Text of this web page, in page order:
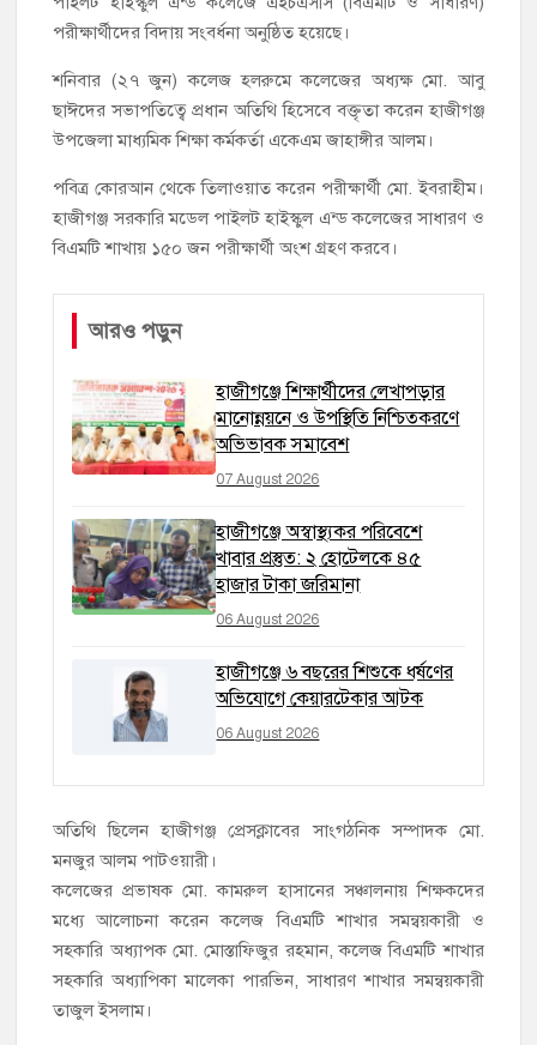
পরীক্ষার্থীদের বিদায় সংবর্ধনা অনুষ্ঠিত হয়েছে।
শনিবার (২৭ জুন) কলেজ হলরুমে কলেজের অধ্যক্ষ মো. আবু
ছাঈদের সভাপতিত্বে প্রধান অতিথি হিসেবে বক্তৃতা করেন হাজীগঞ্জ
উপজেলা মাধ্যমিক শিক্ষা কর্মকর্তা একেএম জাহাঙ্গীর আলম।
পবিত্র কোরআন থেকে তিলাওয়াত করেন পরীক্ষার্থী মো. ইবরাহীম।
হাজীগঞ্জ সরকারি মডেল পাইলট হাইস্কুল এন্ড কলেজের সাধারণ ও
বিএমটি শাখায় ১৫০ জন পরীক্ষার্থী অংশ গ্রহণ করবে।
আরও পড়ুন
হাজীগঞ্জে শিক্ষার্থীদের লেখাপড়ার
মানোন্নয়নে ও উপস্থিতি নিশ্চিতকরণে
অভিভাবক সমাবেশ
07 August 2026
হাজীগঞ্জে অস্বাস্থ্যকর পরিবেশে
খাবার প্রস্তুত: ২ হোটেলকে ৪৫
হাজার টাকা জরিমানা
06 August 2026
হাজীগঞ্জে ৬ বছরের শিশুকে ধর্ষণের
অভিযোগে কেয়ারটেকার আটক
06 August 2026
অতিথি ছিলেন হাজীগঞ্জ প্রেসক্লাবের সাংগঠনিক সম্পাদক মো.
মনজুর আলম পাটওয়ারী।
কলেজের প্রভাষক মো. কামরুল হাসানের সঞ্চালনায় শিক্ষকদের
মধ্যে আলোচনা করেন কলেজ বিএমটি শাখার সমন্বয়কারী ও
সহকারি অধ্যাপক মো. মোস্তাফিজুর রহমান, কলেজ বিএমটি শাখার
সহকারি অধ্যাপিকা মালেকা পারভিন, সাধারণ শাখার সমন্বয়কারী
তাজুল ইসলাম।